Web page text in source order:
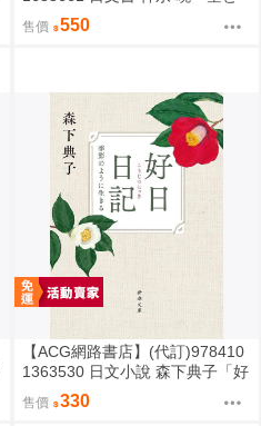
海と大地の言葉辞典」
售價 550
【ACG網路書店】(代訂)978410
1363530 日文小說 森下典子「好
日日記：季節のように生きる」
售價 330